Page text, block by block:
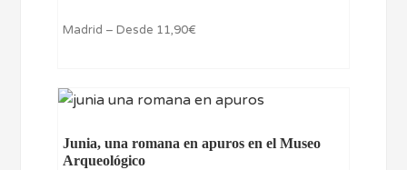
Madrid – Desde 11,90€
Junia, una romana en apuros en el Museo
Arqueológico